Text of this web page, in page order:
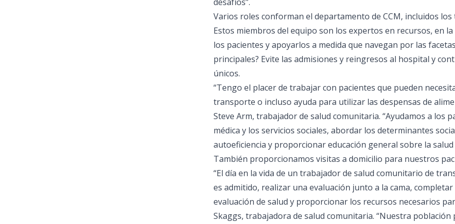
Varios roles conforman el departamento de CCM, incluidos
Estos miembros del equipo son los expertos en recursos, en
los pacientes y apoyarlos a medida que navegan por las
principales? Evite las admisiones y reingresos al hospital y
únicos.
“Tengo el placer de trabajar con pacientes que pueden
transporte o incluso ayuda para utilizar las despensas de
Steve Arm, trabajador de salud comunitaria. “Ayudamos a los
médica y los servicios sociales, abordar los determinantes
autoeficiencia y proporcionar educación general sobre la
También proporcionamos visitas a domicilio para nuestros
“El día en la vida de un trabajador de salud comunitario de
es admitido, realizar una evaluación junto a la cama,
evaluación de salud y proporcionar los recursos necesarios
Skaggs, trabajadora de salud comunitaria. “Nuestra población